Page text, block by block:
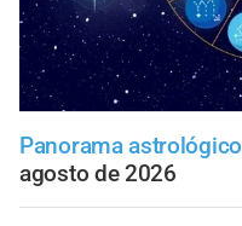
Panorama astrológico
agosto de 2026